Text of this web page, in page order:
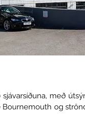
með
og